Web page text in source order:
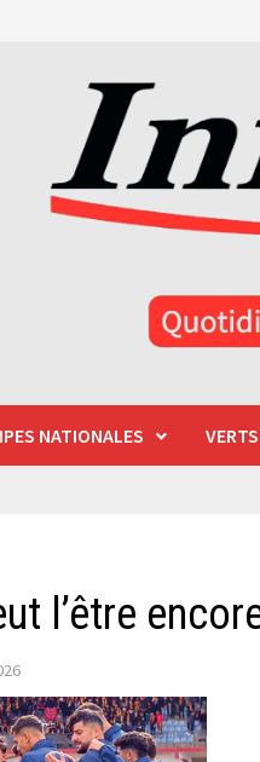
NATIONALES
l’être